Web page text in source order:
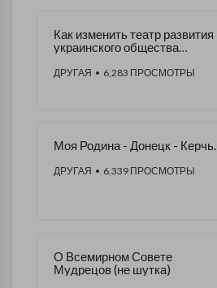
Как изменить театр развития
украинского общества
ДРУГАЯ • 6,283 ПРОСМОТРЫ
Моя Родина - Донецк - Керчь.
ДРУГАЯ • 6,339 ПРОСМОТРЫ
О Всемирном Совете
Мудрецов (не шутка)